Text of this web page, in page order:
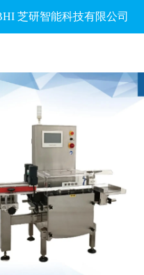
芝研智能科技有限公司